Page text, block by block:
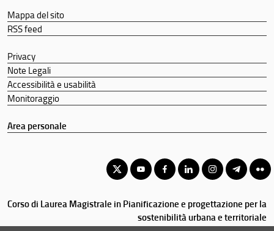
Didattica
Docenti
Orario e calendari
Mappa del sito
RSS feed
Privacy
Note Legali
Accessibilità e usabilità
Monitoraggio
Area personale
Corso di Laurea Magistrale in Pianificazione e progettazione per la
sostenibilità urbana e territoriale